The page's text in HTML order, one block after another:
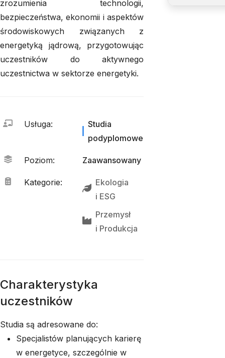
zrozumienia technologii,
bezpieczeństwa, ekonomii i aspektów
środowiskowych związanych z
energetyką jądrową, przygotowując
uczestników do aktywnego
uczestnictwa w sektorze energetyki.
Usługa:
Studia
podyplomowe
Poziom: Zaawansowany
Kategorie:
Ekologia
i ESG
Przemysł
i Produkcja
Charakterystyka
uczestników
Studia są adresowane do:
Specjalistów planujących karierę
w energetyce, szczególnie w